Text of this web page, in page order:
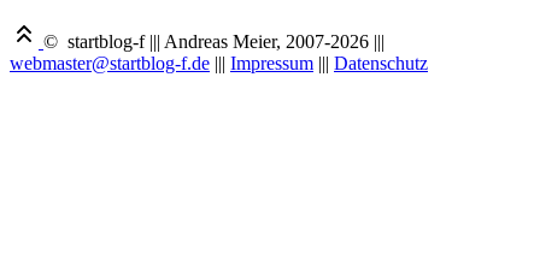
© startblog-f ||| Andreas Meier, 2007-2026 |||
webmaster@startblog-f.de ||| Impressum ||| Datenschutz